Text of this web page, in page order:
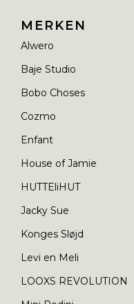
MERKEN
Alwero
Baje Studio
Bobo Choses
Cozmo
Enfant
House of Jamie
HUTTEliHUT
Jacky Sue
Konges Sløjd
Levi en Meli
LOOXS REVOLUTION